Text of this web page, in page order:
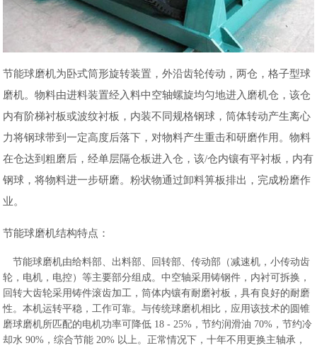
节能球磨机为卧式筒形旋转装置，外沿齿轮传动，两仓，格子型球
磨机。物料由进料装置经入料中空轴螺旋均匀地进入磨机仓，该仓
内有阶梯衬板或波纹衬板，内装不同规格钢球，筒体转动产生离心
力将钢球带到一定高度后落下，对物料产生重击和研磨作用。物料
在仓达到粗磨后，经单层隔仓板进入仓，该/仓内镶有平衬板，内有
钢球，将物料进一步研磨。粉状物通过卸料箅板排出，完成粉磨作
业。
节能球磨机结构特点：
节能球磨机由给料部、出料部、回转部、传动部（减速机，小传动齿
轮，电机，电控）等主要部分组成。中空轴采用铸钢件，内衬可拆换，
回转大齿轮采用铸件滚齿加工，筒体内镶有耐磨衬板，具有良好的耐磨
性。本机运转平稳，工作可靠。与传统球磨机相比，应用该技术的圆锥
磨球磨机所匹配的电机功率可降低 18 - 25%，节约润滑油 70%，节约冷
却水 90%，综合节能 20% 以上。正常情况下，十年不用更换主轴承，